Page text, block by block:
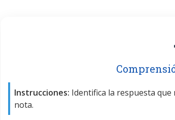
Instrucciones: Identifica la respuesta
nota.